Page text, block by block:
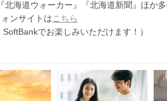
北海道ウォーカー』『北海道新聞』ほか多
ンサイトは こちら
でお楽しみいただけます！）